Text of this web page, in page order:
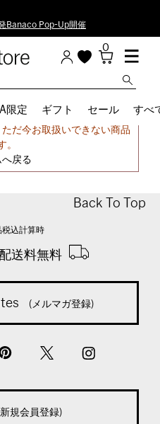
Banaco Pop-Up開催
0
限定 ギフト セール すべ
ません。
だ今お取扱いできない商品
。
戻る
Back To Top
込計算時
送料無料
(メルマガ登録)
規会員登録)